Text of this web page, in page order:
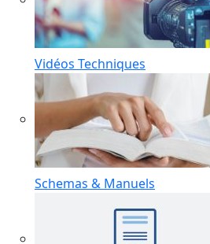
Vidéos Techniques
Schemas & Manuels